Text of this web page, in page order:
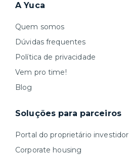
A Yuca
Quem somos
Dúvidas frequentes
Política de privacidade
Vem pro time!
Blog
Soluções para parceiros
Portal do proprietário investidor
Corporate housing